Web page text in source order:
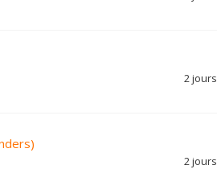
2 jours
2 jours